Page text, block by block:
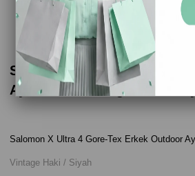
Salomon X Ultra 4 Gore-Tex
Ayakkabı - Vintage Haki /
Salomon X Ultra 4 Gore-Tex Erkek Outdoor
Vintage Haki / Siyah